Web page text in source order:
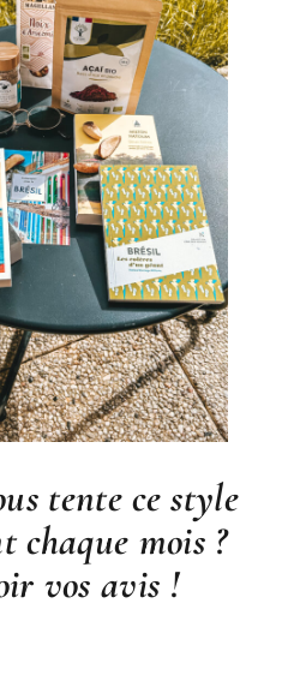
tente ce style
chaque mois ?
vos avis !